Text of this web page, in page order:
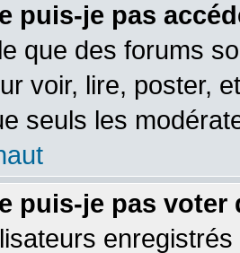
puis-je pas
que des forums
voir, lire, poster,
seuls les
puis-je pas voter